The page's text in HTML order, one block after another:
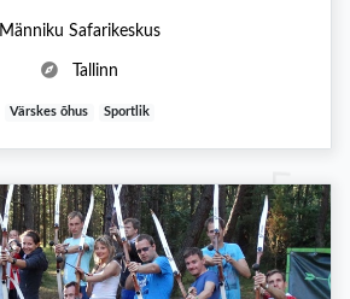
Männiku Safarikeskus
Tallinn
Värskes õhus Sportlik